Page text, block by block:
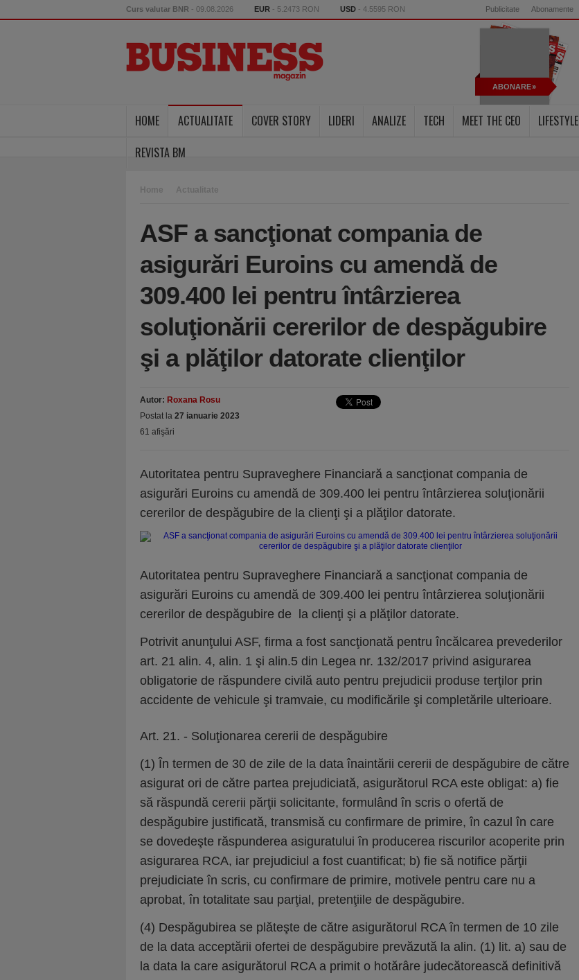
Curs valutar BNR - 09.08.2026 EUR - 5.2473 RON USD - 4.5595 RON Publicitate Abonamente
ABONARE
HOME ACTUALITATE COVER STORY LIDERI ANALIZE TECH MEET THE CEO LIFESTYLE
REVISTA BM
Home Actualitate
ASF a sancţionat compania de
asigurări Euroins cu amendă de
309.400 lei pentru întârzierea
soluţionării cererilor de despăgubire
şi a plăţilor datorate clienţilor
Autor: Roxana Rosu
Postat la 27 ianuarie 2023
61 afişări
Autoritatea pentru Supraveghere Financiară a sancţionat compania de
asigurări Euroins cu amendă de 309.400 lei pentru întârzierea soluţionării
cererilor de despăgubire de la clienţi şi a plăţilor datorate.
Autoritatea pentru Supraveghere Financiară a sancţionat compania de
asigurări Euroins cu amendă de 309.400 lei pentru întârzierea soluţionării
cererilor de despăgubire de la clienţi şi a plăţilor datorate.
Potrivit anunţului ASF, firma a fost sancţionată pentru încălcarea prevederilor
art. 21 alin. 4, alin. 1 şi alin.5 din Legea nr. 132/2017 privind asigurarea
obligatorie de răspundere civilă auto pentru prejudicii produse terţilor prin
accidente de vehicule şi tramvaie, cu modificările şi completările ulterioare.
Art. 21. - Soluţionarea cererii de despăgubire
(1) În termen de 30 de zile de la data înaintării cererii de despăgubire de către
asigurat ori de către partea prejudiciată, asigurătorul RCA este obligat: a) fie
să răspundă cererii părţii solicitante, formulând în scris o ofertă de
despăgubire justificată, transmisă cu confirmare de primire, în cazul în care
se dovedeşte răspunderea asiguratului în producerea riscurilor acoperite prin
asigurarea RCA, iar prejudiciul a fost cuantificat; b) fie să notifice părţii
prejudiciate în scris, cu confirmare de primire, motivele pentru care nu a
aprobat, în totalitate sau parţial, pretenţiile de despăgubire.
(4) Despăgubirea se plăteşte de către asigurătorul RCA în termen de 10 zile
de la data acceptării ofertei de despăgubire prevăzută la alin. (1) lit. a) sau de
la data la care asigurătorul RCA a primit o hotărâre judecătorească definitivă